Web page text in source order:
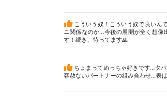
こういう奴！こういう奴で良いん
ニ関係なのか…今後の展開が全く想像
す！続き、待ってます🙏
ちょまってめっちゃ好きです…タ
容赦ないパートナーの組み合わせ…表